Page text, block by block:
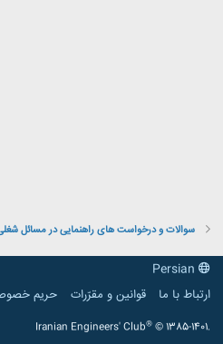
سوالات و درخواست های راهنمایی در مسائل
ارتباط با ما
قوانین و مقرّرات حریم
Iranian Engineers' Club® © 1385-1401.